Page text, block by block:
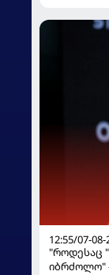
12:55/07-08-
"როდესაც
იბრძოლო"